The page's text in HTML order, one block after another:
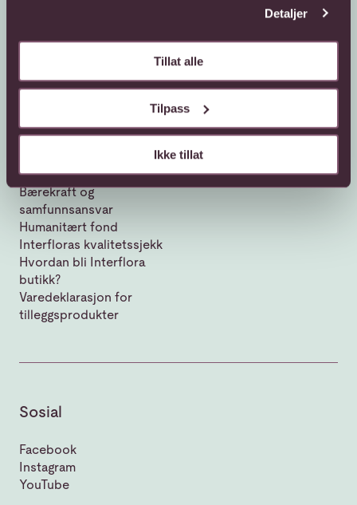
Detaljer
Tillat alle
Tilpass
Ikke tillat
utlandet
Gavekort
Interflora +
Vår historie
Bærekraft og
samfunnsansvar
Humanitært fond
Interfloras kvalitetssjekk
Hvordan bli Interflora
butikk?
Varedeklarasjon for
tilleggsprodukter
Sosial
Facebook
Instagram
YouTube